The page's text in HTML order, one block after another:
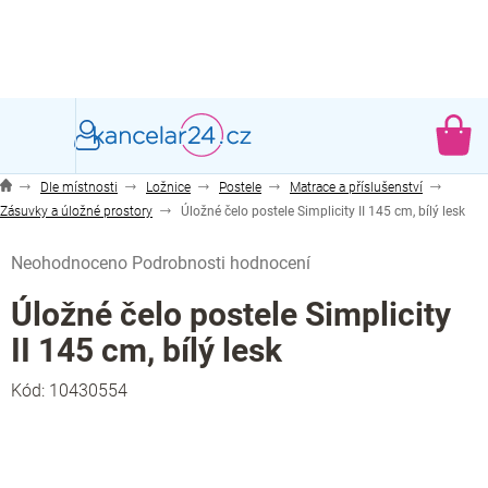
Dle místnosti Ložnice Postele
Matrace a příslušenství
Zásuvky a úložné prostory
Úložné čelo postele Simplicity II 145 cm, bílý lesk
hodnocení
produktu
je
0,0
z
5
Neohodnoceno Podrobnosti hodnocení
Úložné čelo postele Simplicity
II 145 cm, bílý lesk
Kód: 10430554